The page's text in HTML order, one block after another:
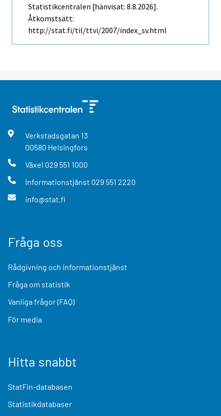
Statistikcentralen [hänvisat: 8.8.2026].
Åtkomstsätt:
http://stat.fi/til/ttvi/2007/index_sv.html
Verkstadsgatan 13
00580 Helsingfors
Växel 029 551 1000
Informationstjänst 029 551 2220
info@stat.fi
Fråga oss
Rådgivning och informationstjänst
Fråga om statistik
Vanliga frågor (FAQ)
För media
Hitta snabbt
StatFin-databasen
Statistikdatabaser